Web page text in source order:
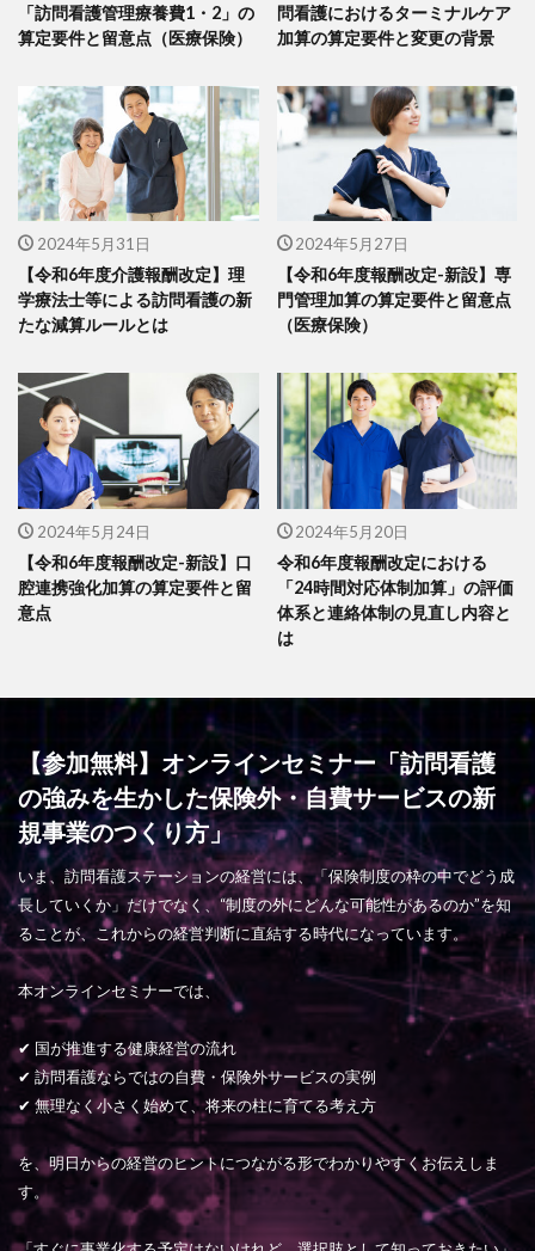
「訪問看護管理療養費1・2」の
算定要件と留意点（医療保険）
問看護におけるターミナルケア
加算の算定要件と変更の背景
2024年5月31日
【令和6年度介護報酬改定】理
学療法士等による訪問看護の新
たな減算ルールとは
2024年5月27日
【令和6年度報酬改定-新設】専
門管理加算の算定要件と留意点
（医療保険）
2024年5月24日
【令和6年度報酬改定-新設】口
腔連携強化加算の算定要件と留
意点
2024年5月20日
令和6年度報酬改定における
「24時間対応体制加算」の評価
体系と連絡体制の見直し内容と
は
【参加無料】オンラインセミナー「訪問看護
の強みを生かした保険外・自費サービスの新
規事業のつくり方」
いま、訪問看護ステーションの経営には、「保険制度の枠の中でどう成
長していくか」だけでなく、“制度の外にどんな可能性があるのか”を知
ることが、これからの経営判断に直結する時代になっています。
本オンラインセミナーでは、
✔ 国が推進する健康経営の流れ
✔ 訪問看護ならではの自費・保険外サービスの実例
✔ 無理なく小さく始めて、将来の柱に育てる考え方
を、明日からの経営のヒントにつながる形でわかりやすくお伝えしま
す。